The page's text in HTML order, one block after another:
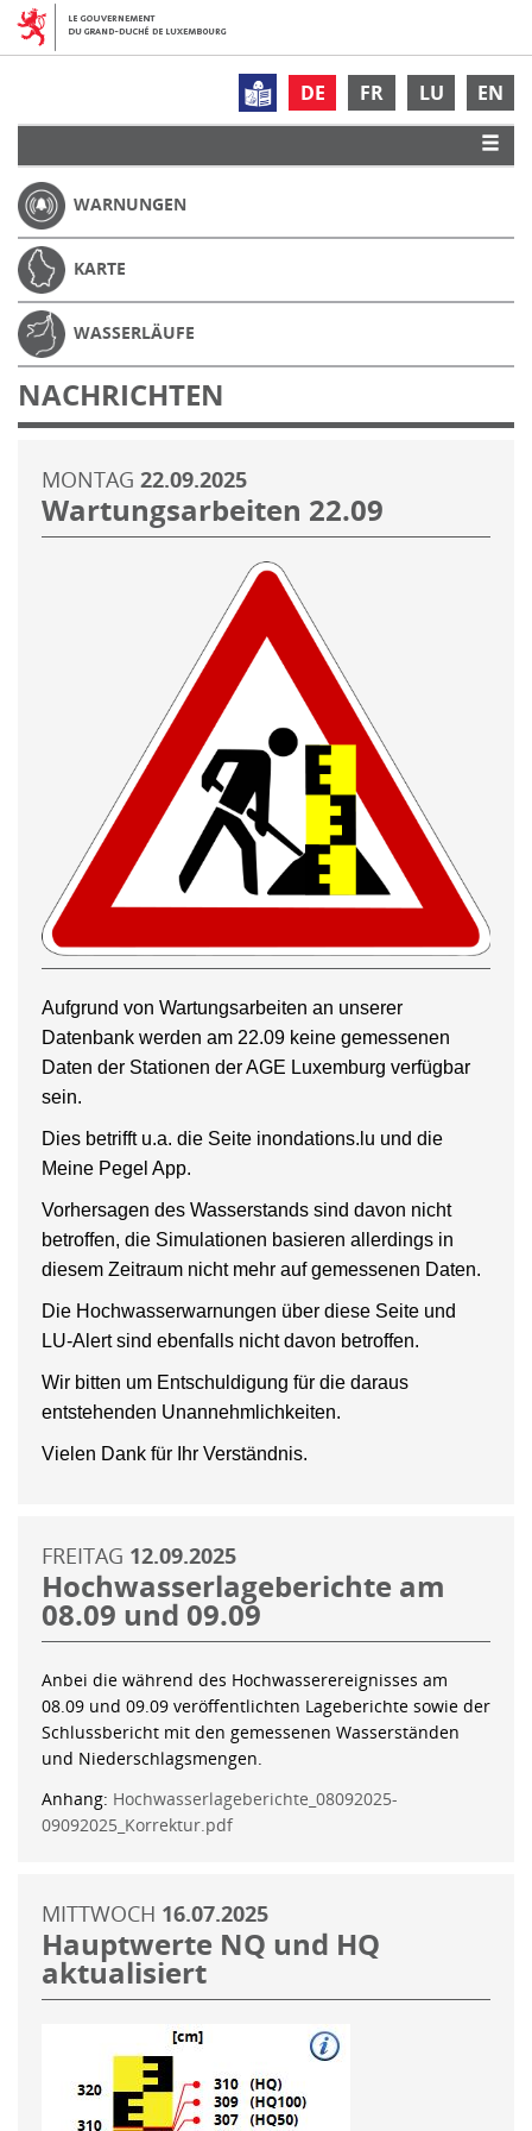
DE FR LU EN
WARNUNGEN
KARTE
WASSERLÄUFE
NACHRICHTEN
MONTAG 22.09.2025
Wartungsarbeiten 22.09
Aufgrund von Wartungsarbeiten an unserer
Datenbank werden am 22.09 keine gemessenen
Daten der Stationen der AGE Luxemburg verfügbar
sein.
Dies betrifft u.a. die Seite inondations.lu und die
Meine Pegel App.
Vorhersagen des Wasserstands sind davon nicht
betroffen, die Simulationen basieren allerdings in
diesem Zeitraum nicht mehr auf gemessenen Daten.
Die Hochwasserwarnungen über diese Seite und
LU-Alert sind ebenfalls nicht davon betroffen.
Wir bitten um Entschuldigung für die daraus
entstehenden Unannehmlichkeiten.
Vielen Dank für Ihr Verständnis.
FREITAG 12.09.2025
Hochwasserlageberichte am
08.09 und 09.09
Anbei die während des Hochwasserereignisses am
08.09 und 09.09 veröffentlichten Lageberichte sowie der
Schlussbericht mit den gemessenen Wasserständen
und Niederschlagsmengen.
Anhang: Hochwasserlageberichte_08092025-
09092025_Korrektur.pdf
MITTWOCH 16.07.2025
Hauptwerte NQ und HQ
aktualisiert